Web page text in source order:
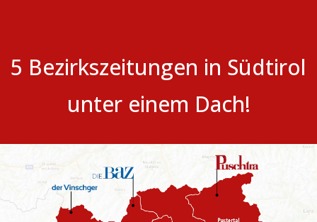
5 Bezirkszeitungen in Südtirol
unter einem Dach!